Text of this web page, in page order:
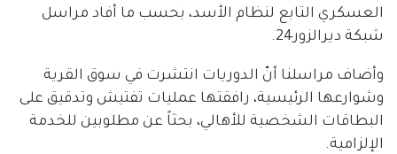
العسكري التابع لنظام الأسد، بحسب ما أفاد مراسل
شبكة ديرالزور24.
وأضاف مراسلنا أنّ الدوريات انتشرت في سوق القرية
وشوارعها الرئيسية، رافقتها عمليات تفتيش وتدقيق على
البطاقات الشخصية للأهالي، بحثاً عن مطلوبين للخدمة
الإلزامية.